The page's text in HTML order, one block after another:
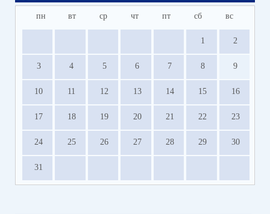
пн вт ср чт пт сб вс
1 2
3 4 5 6 7 8 9
10 11 12 13 14 15 16
17 18 19 20 21 22 23
24 25 26 27 28 29 30
31